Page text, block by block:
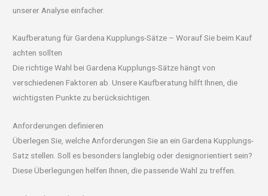
unserer Analyse einfacher.
Kaufberatung für Gardena Kupplungs-Sätze – Worauf Sie beim Kauf
achten sollten
Die richtige Wahl bei Gardena Kupplungs-Sätze hängt von
verschiedenen Faktoren ab. Unsere Kaufberatung hilft Ihnen, die
wichtigsten Punkte zu berücksichtigen.
Anforderungen definieren
Überlegen Sie, welche Anforderungen Sie an ein Gardena Kupplungs-
Satz stellen. Soll es besonders langlebig oder designorientiert sein?
Diese Überlegungen helfen Ihnen, die passende Wahl zu treffen.